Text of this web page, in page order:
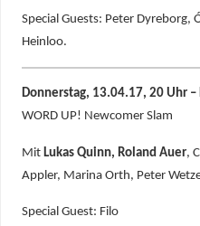
Special Guests: Peter Dyreborg,
Heinloo.
Donnerstag, 13.04.17, 20 Uhr
WORD UP! Newcomer Slam
Mit Lukas Quinn, Roland Auer,
Appler, Marina Orth, Peter
Special Guest: Filo